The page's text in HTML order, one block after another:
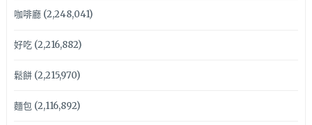
咖啡廳(2,248,041)
好吃(2,216,882)
鬆餅(2,215,970)
麵包(2,116,892)